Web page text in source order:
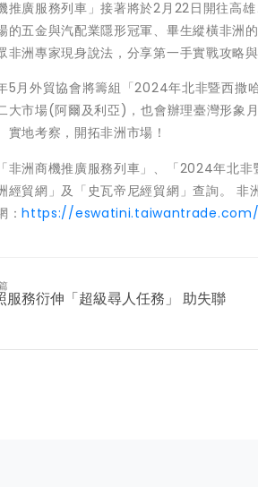
推廣服務列車」接著將於2月22日開往高
的五金與汽配業隱形冠軍、畢生縱橫非洲
非洲專家現身說法，分享第一手實戰攻略與
5月外貿協會將籌組「2024年北非暨西撒
大市場(阿爾及利亞)，也會辦理臺灣形象
實地考察，開拓非洲市場！
非洲商機推廣服務列車」、「2024年北
經貿網」及「史瓦帝尼經貿網」查詢。 非
：https://eswatini.taiwantrade.com/
服務衍伸「超級尋人任務」 助失聯